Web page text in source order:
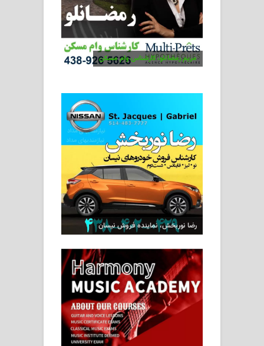
مریم رمضانلو، کارشناس وام مسکن
رضا نوربخش، نماینده فروش نیسان